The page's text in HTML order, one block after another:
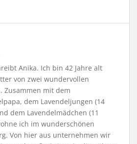
Anika. Ich bin 42 Jahre alt
von zwei wundervollen
Zusammen mit dem
dem Lavendeljungen (14
dem Lavendelmädchen (11
ich im wunderschönen
Von hier aus unternehmen wir